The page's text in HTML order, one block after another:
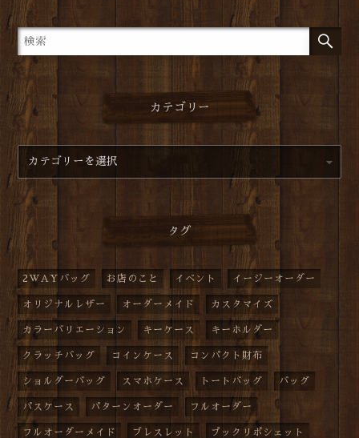
カテゴリー
タグ
2WAYバッグ お店のこと イベント イージーオーダー
オリジナルレザー オーダーメイド カスタマイズ
カラーバリエーション キーケース キーホルダー
クラッチバッグ コインケース コンパクト財布
ショルダーバッグ スマホケース トートバッグ バッグ
パスケース パターンオーダー フルオーダー
フルオーダーメイド ブレスレット プックリポシェット